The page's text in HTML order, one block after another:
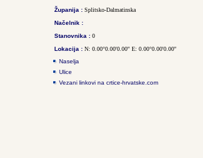
Županija : Splitsko-Dalmatinska
Načelnik :
Stanovnika : 0
Lokacija : N: 0.00°0.00'0.00'' E: 0.00°0.00'0.00''
Naselja
Ulice
Vezani linkovi na crtice-hrvatske.com